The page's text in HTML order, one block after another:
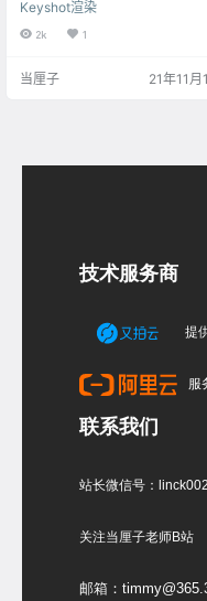
具模型，这款面具咋一看这么多
孔，想想我的机子能不能跑得动
了，效果一样好，下面我们就来
志，就是方形的标志。 先用犀
Keyshot渲染
2k 1
当厘子 21年11月
技术服务商
提
服
联系我们
站长微信号：linck002
关注当厘子老师B站
邮箱：